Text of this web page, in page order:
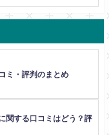
ミ・評判のまとめ
関する口コミはどう？評